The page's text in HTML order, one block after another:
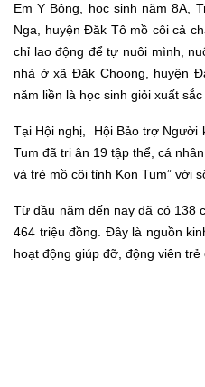
Em Y Bông, học sinh năm 8A,
Nga, huyện Đăk Tô mồ côi cả
chỉ lao động để tự nuôi mình,
nhà ở xã Đăk Choong, huyện
năm liền là học sinh giỏi xuất
Tại Hội nghị, Hội Bảo trợ Người
Tum đã tri ân 19 tập thể, cá
và trẻ mồ côi tỉnh Kon Tum” với
Từ đầu năm đến nay đã có 138
464 triệu đồng. Đây là nguồn
hoạt động giúp đỡ, động viên